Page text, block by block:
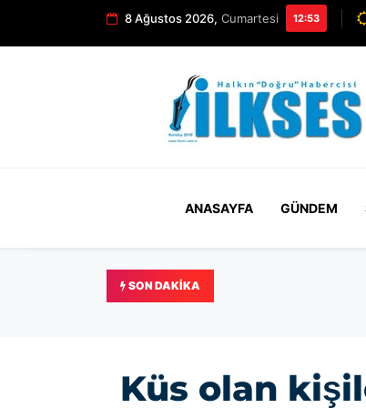
8 Ağustos 2026, Cumartesi 12:53
ANASAYFA GÜNDEM
SON DAKIKA Hakan Çalhanoğlu
Küs olan